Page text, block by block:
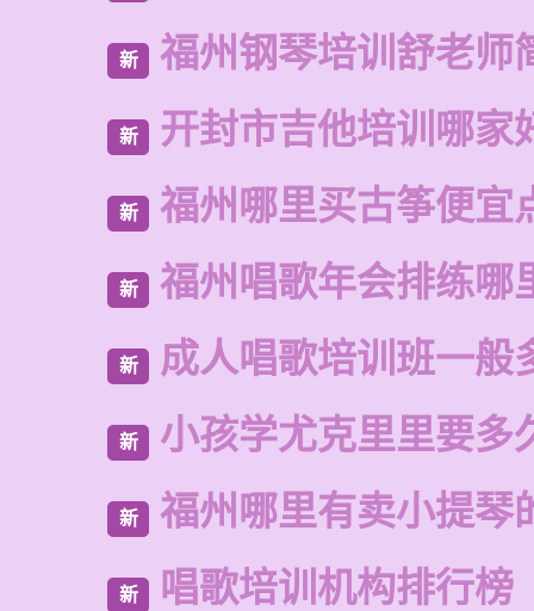
新 福州钢琴培训舒老师
新 开封市吉他培训哪家
新 福州哪里买古筝便宜
新 福州唱歌年会排练哪
新 成人唱歌培训班一般
新 小孩学尤克里里要多
新 福州哪里有卖小提琴
新 唱歌培训机构排行榜